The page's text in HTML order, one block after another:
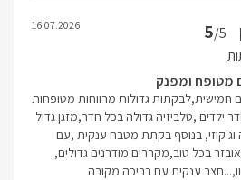
5/5
16.07.2026
מטופח ומפנק
גדולות מרווחות מטופחות
ילדים ,טלביזיה גדולה בכל חדר,מזגן גדול
וג'קוזי, בנוסף בקתת מטבח ענקית ,עם
בכל טוב,מקררים מודרנים גדולים,
ענקית עם בריכה מקורה